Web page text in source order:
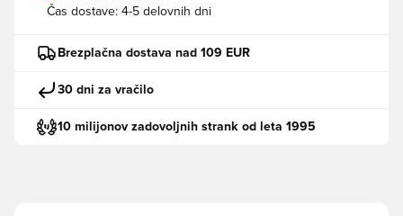
Čas dostave: 4-5 delovnih dni
Brezplačna dostava nad 109 EUR
30 dni za vračilo
10 milijonov zadovoljnih strank od leta 1995